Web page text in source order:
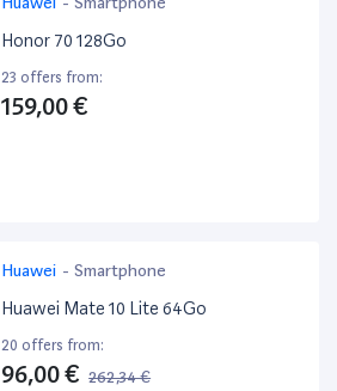
Honor 70 128Go
23 offers from:
159,00 €
Huawei - Smartphone
Huawei Mate 10 Lite 64Go
20 offers from:
96,00 € 262,34 €